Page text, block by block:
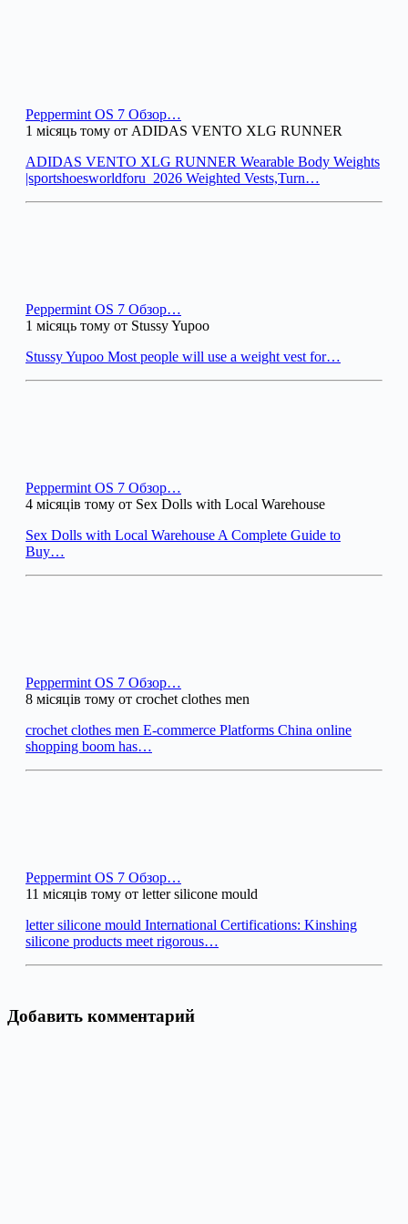
Peppermint OS 7 Обзор…
1 місяць тому от ADIDAS VENTO XLG RUNNER
ADIDAS VENTO XLG RUNNER Wearable Body Weights
|sportshoesworldforu_2026 Weighted Vests,Turn…
Peppermint OS 7 Обзор…
1 місяць тому от Stussy Yupoo
Stussy Yupoo Most people will use a weight vest for…
Peppermint OS 7 Обзор…
4 місяців тому от Sex Dolls with Local Warehouse
Sex Dolls with Local Warehouse A Complete Guide to
Buy…
Peppermint OS 7 Обзор…
8 місяців тому от crochet clothes men
crochet clothes men E-commerce Platforms China online
shopping boom has…
Peppermint OS 7 Обзор…
11 місяців тому от letter silicone mould
letter silicone mould International Certifications: Kinshing
silicone products meet rigorous…
Добавить комментарий